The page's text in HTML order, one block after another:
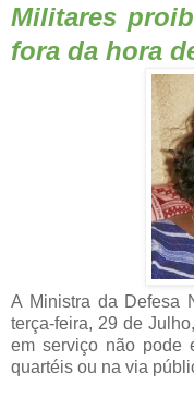
Militares
fora da hora
A Ministra da Defesa
terça-feira, 29 de
em serviço não pode
quartéis ou na via